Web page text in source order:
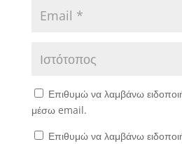
Επιθυμώ να λαμβάνω
μέσω email.
Επιθυμώ να λαμβάνω